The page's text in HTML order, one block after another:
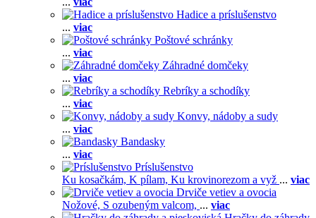
Hadice a príslušenstvo
... viac
Poštové schránky
... viac
Záhradné domčeky
... viac
Rebríky a schodíky
... viac
Konvy, nádoby a sudy
... viac
Bandasky
... viac
Príslušenstvo
Ku kosačkám, K pílam, Ku krovinorezom a vyž ... viac
Drviče vetiev a ovocia
Nožové, S ozubeným valcom, ... viac